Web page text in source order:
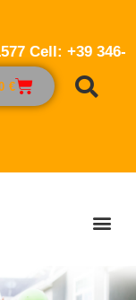
Cell: +39 346-
€